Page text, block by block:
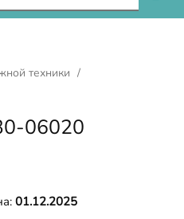
техники
06020
01.12.2025